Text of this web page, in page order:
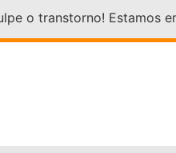
o transtorno! Estamos